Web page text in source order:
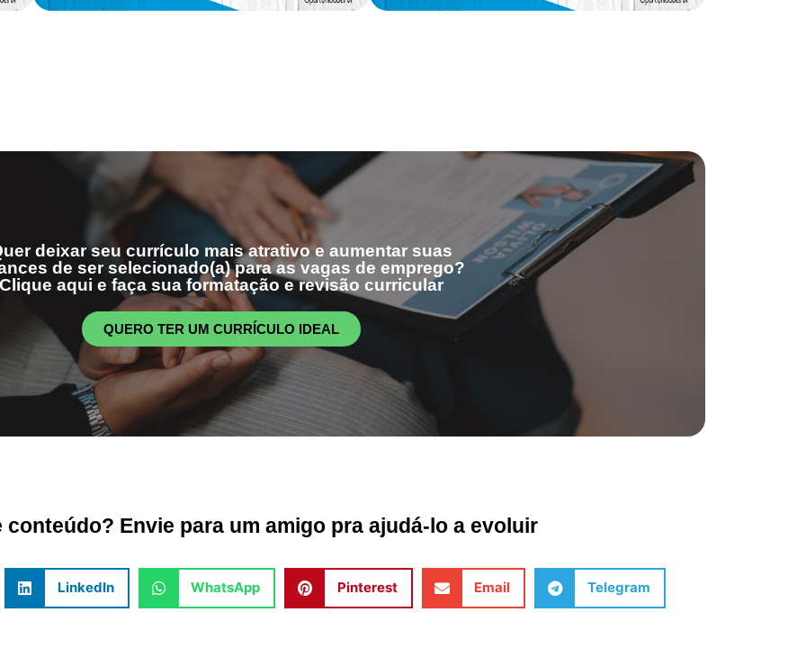
deixar seu currículo mais atrativo e aumentar suas
de ser selecionado(a) para as vagas de emprego?
aqui e faça sua formatação e revisão curricular
QUERO TER UM CURRÍCULO IDEAL
conteúdo? Envie para um amigo pra ajudá-lo a evoluir
LinkedIn WhatsApp Pinterest Email Telegram